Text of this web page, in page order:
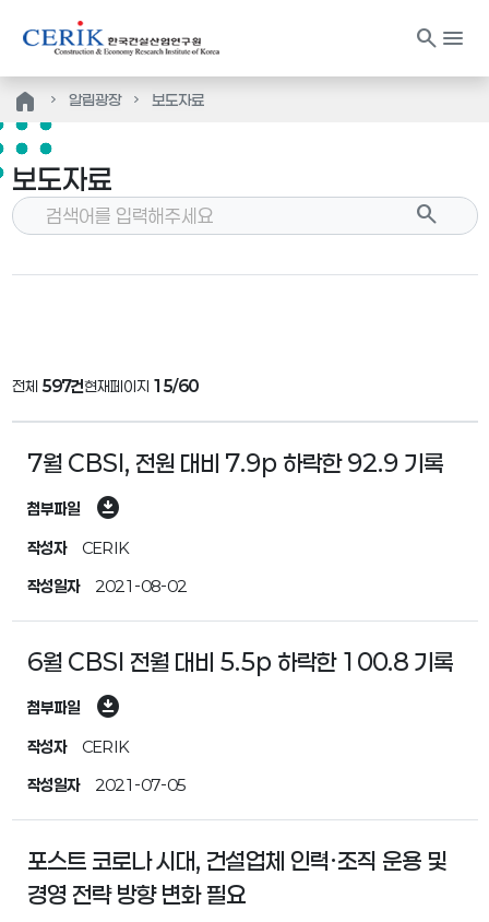
search menu
home 알림광장 보도자료
보도자료
search
전체 597건현재페이지 15/60
7월 CBSI, 전원 대비 7.9p 하락한 92.9 기록
첨부파일 download_for_offline
작성자 CERIK
작성일자 2021-08-02
6월 CBSI 전월 대비 5.5p 하락한 100.8 기록
첨부파일 download_for_offline
작성자 CERIK
작성일자 2021-07-05
포스트 코로나 시대, 건설업체 인력·조직 운용 및
경영 전략 방향 변화 필요